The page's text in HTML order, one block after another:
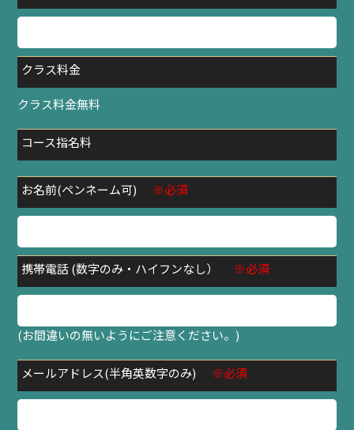
クラス料金
クラス料金無料
コース指名料
お名前(ペンネーム可) ※必須
携帯電話 (数字のみ・ハイフンなし） ※必須
(お間違いの無いようにご注意ください。)
メールアドレス(半角英数字のみ) ※必須